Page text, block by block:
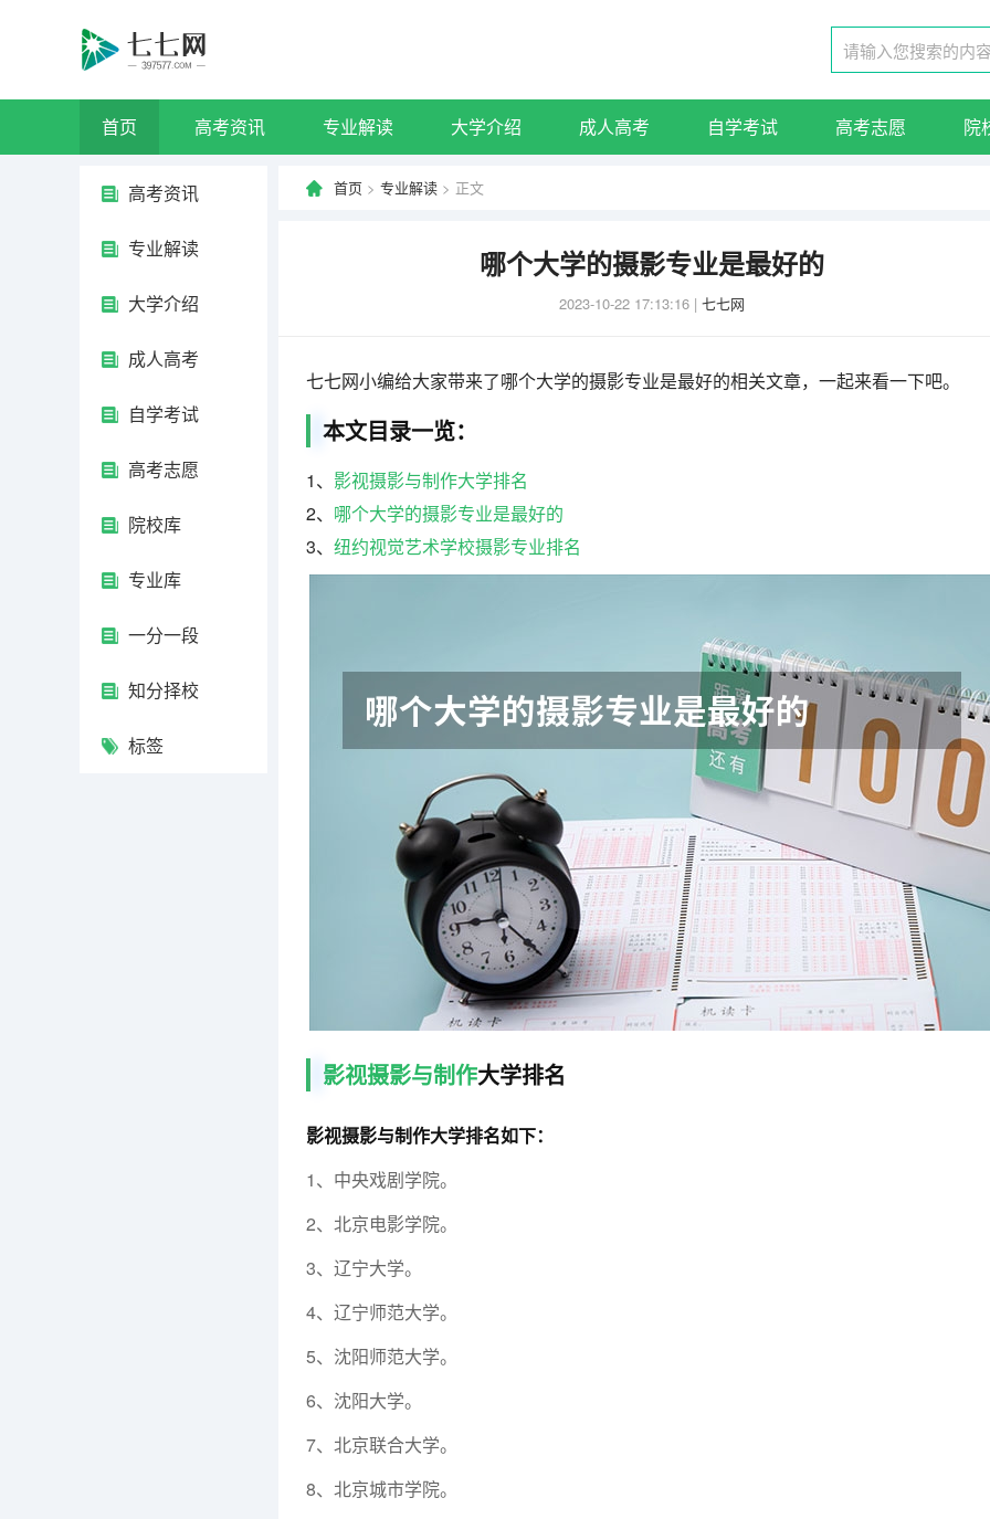
首页 高考资讯 专业解读 大学介绍 成人高考 自学考试 高考志愿 院
高考资讯
专业解读
大学介绍
成人高考
自学考试
高考志愿
院校库
专业库
一分一段
知分择校
标签
首页 > 专业解读 > 正文
哪个大学的摄影专业是最好的
2023-10-22 17:13:16 | 七七网
七七网小编给大家带来了哪个大学的摄影专业是最好的相关文章，一起来看一下吧。
本文目录一览：
1、 影视摄影与制作大学排名
2、 哪个大学的摄影专业是最好的
3、 纽约视觉艺术学校摄影专业排名
影视摄影与制作大学排名
影视摄影与制作大学排名如下：
1、中央戏剧学院。
2、北京电影学院。
3、辽宁大学。
4、辽宁师范大学。
5、沈阳师范大学。
6、沈阳大学。
7、北京联合大学。
8、北京城市学院。